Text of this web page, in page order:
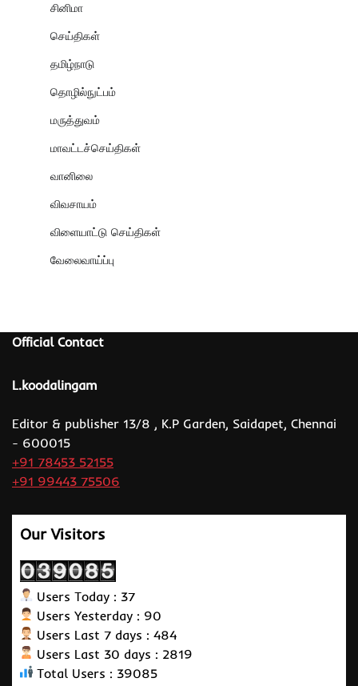
சினிமா
செய்திகள்
தமிழ்நாடு
தொழில்நுட்பம்
மருத்துவம்
மாவட்டச்செய்திகள்
வானிலை
விவசாயம்
விளையாட்டு செய்திகள்
வேலைவாய்ப்பு
Official Contact
L.koodalingam
Editor & publisher 13/8 , K.P Garden, Saidapet, Chennai
- 600015
+91 78453 52155
+91 99443 75506
Our Visitors
Users Today : 37
Users Yesterday : 90
Users Last 7 days : 484
Users Last 30 days : 2819
Total Users : 39085